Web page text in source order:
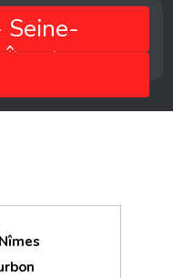
Seine-
Île-de-
Nîmes